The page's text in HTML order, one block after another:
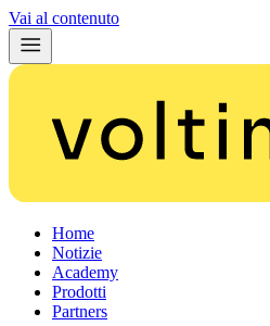
Vai al contenuto
Home
Notizie
Academy
Prodotti
Partners